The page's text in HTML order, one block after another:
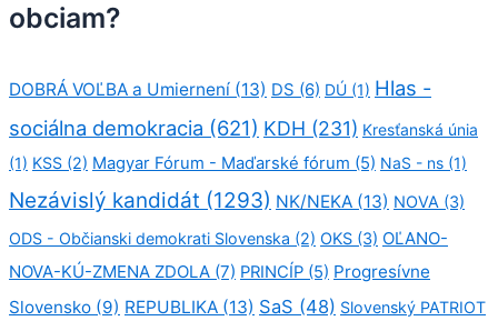
:obciam?
DOBRÁ VOĽBA a Umiernení (13) DS (6) DÚ (1) Hlas -
sociálna demokracia (621) KDH (231) Kresťanská únia
(1) KSS (2) Magyar Fórum - Maďarské fórum (5) NaS - ns (1)
Nezávislý kandidát (1293) NK/NEKA (13) NOVA (3)
ODS - Občianski demokrati Slovenska (2) OKS (3) OĽANO-
NOVA-KÚ-ZMENA ZDOLA (7) PRINCÍP (5) Progresívne
Slovensko (9) REPUBLIKA (13) SaS (48) Slovenský PATRIOT